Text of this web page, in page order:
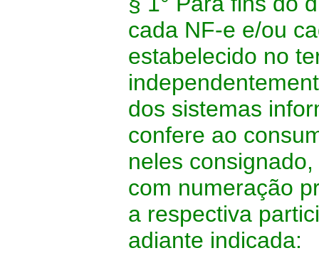
cada NF-e e/ou
estabelecido no
dos sistemas
confere ao
neles
com numeração
a respectiva
adiante indicada: